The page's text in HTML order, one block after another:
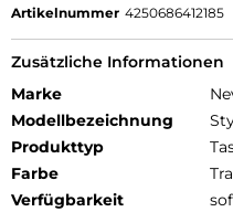
Artikelnummer 4250686412185
Zusätzliche Informationen
Marke
Modellbezeichnung
Produkttyp
Farbe
Verfügbarkeit